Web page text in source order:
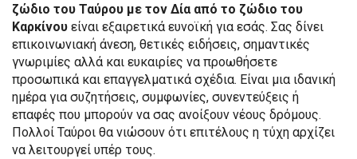
ζώδιο του Ταύρου με τον Δία από το ζώδιο του
Καρκίνου είναι εξαιρετικά ευνοϊκή για εσάς. Σας δίνει
επικοινωνιακή άνεση, θετικές ειδήσεις, σημαντικές
γνωριμίες αλλά και ευκαιρίες να προωθήσετε
προσωπικά και επαγγελματικά σχέδια. Είναι μια ιδανική
ημέρα για συζητήσεις, συμφωνίες, συνεντεύξεις ή
επαφές που μπορούν να σας ανοίξουν νέους δρόμους.
Πολλοί Ταύροι θα νιώσουν ότι επιτέλους η τύχη αρχίζει
να λειτουργεί υπέρ τους.